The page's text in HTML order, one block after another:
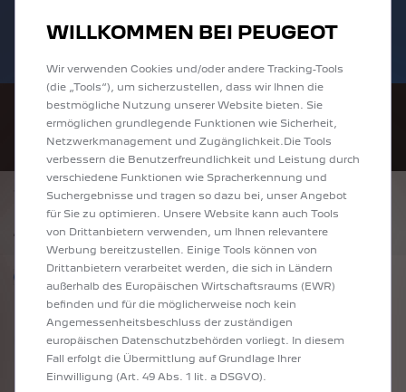
E-Autos und Plug-In-Hybride. Mehr
erfahren >>
2008 zu attraktiven Leasingraten
entdecken!
ZURÜCK
PEUGEOT 308 GT EXCLUSIVE DIESEL 130
42.950 €inkl. MwSt.*
Nur förderfähige Modelle anzeigen
WILLKOMMEN BEI PEUGEOT
Wir verwenden Cookies und/oder andere Tracking-Tools
(die „Tools“), um sicherzustellen, dass wir Ihnen die
bestmögliche Nutzung unserer Website bieten. Sie
ermöglichen grundlegende Funktionen wie Sicherheit,
Netzwerkmanagement und Zugänglichkeit.Die Tools
verbessern die Benutzerfreundlichkeit und Leistung durch
verschiedene Funktionen wie Spracherkennung und
Suchergebnisse und tragen so dazu bei, unser Angebot
für Sie zu optimieren. Unsere Website kann auch Tools
von Drittanbietern verwenden, um Ihnen relevantere
Werbung bereitzustellen. Einige Tools können von
Drittanbietern verarbeitet werden, die sich in Ländern
außerhalb des Europäischen Wirtschaftsraums (EWR)
befinden und für die möglicherweise noch kein
Angemessenheitsbeschluss der zuständigen
europäischen Datenschutzbehörden vorliegt. In diesem
Fall erfolgt die Übermittlung auf Grundlage Ihrer
Einwilligung (Art. 49 Abs. 1 lit. a DSGVO).